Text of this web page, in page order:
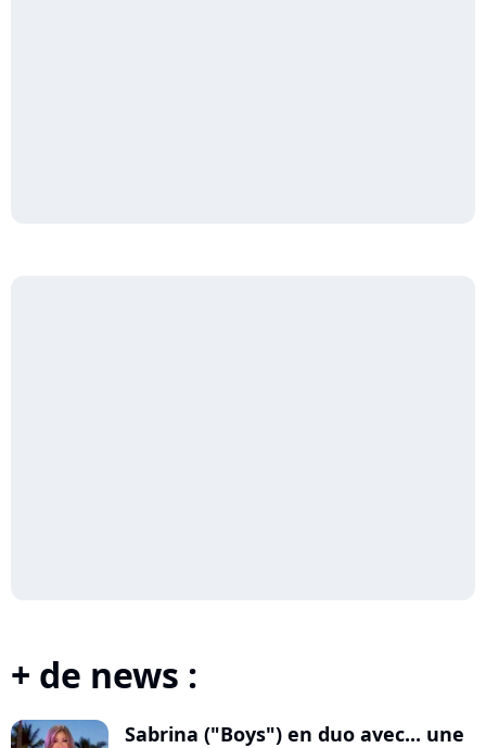
+ de news :
Sabrina ("Boys") en duo avec... une